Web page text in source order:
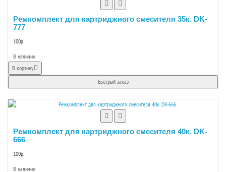
Ремкомплект для картриджного смесителя 35к. DK-
777
100р.
В наличии
В корзину
Быстрый заказ
Ремкомплект для картриджного смесителя 40к. DK-
666
100р.
В наличии